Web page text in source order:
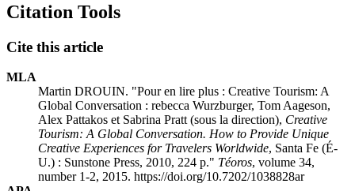
Citation Tools
Cite this article
MLA
Martin DROUIN. "Pour en lire plus : Creative Tourism: A
Global Conversation : rebecca Wurzburger, Tom Aageson,
Alex Pattakos et Sabrina Pratt (sous la direction), Creative
Tourism: A Global Conversation. How to Provide Unique
Creative Experiences for Travelers Worldwide, Santa Fe (É-
U.) : Sunstone Press, 2010, 224 p." Téoros, volume 34,
number 1-2, 2015. https://doi.org/10.7202/1038828ar